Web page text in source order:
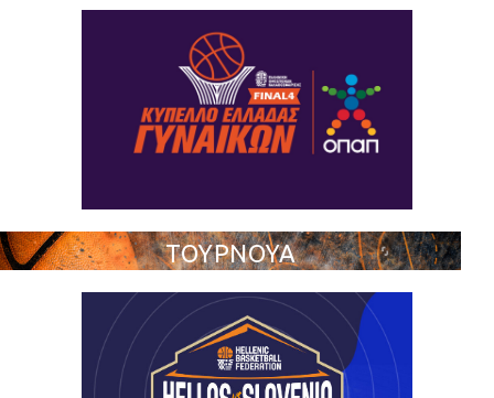
ΤΟΥΡΝΟΥΑ